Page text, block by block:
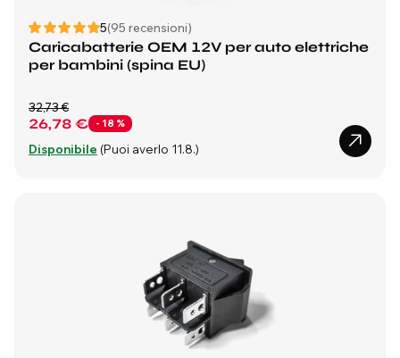
5(95 recensioni)
Caricabatterie OEM 12V per auto elettriche
per bambini (spina EU)
26,78 € - 18 %
32,73 €
Disponibile (Puoi averlo 11.8.)